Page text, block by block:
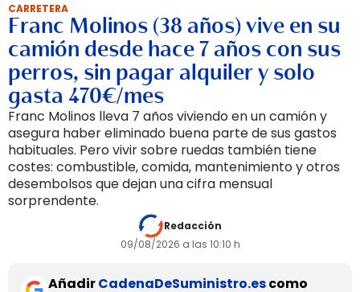
CARRETERA
Franc Molinos (38 años) vive en su
camión desde hace 7 años con sus
perros, sin pagar alquiler y solo
gasta 470€/mes
Franc Molinos lleva 7 años viviendo en un camión y
asegura haber eliminado buena parte de sus gastos
habituales. Pero vivir sobre ruedas también tiene
costes: combustible, comida, mantenimiento y otros
desembolsos que dejan una cifra mensual
sorprendente.
Redacción
09/08/2026 a las 10:10 h
AñadirCadenaDeSuministro.escomo